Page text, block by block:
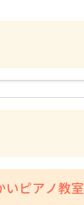
いピアノ教室